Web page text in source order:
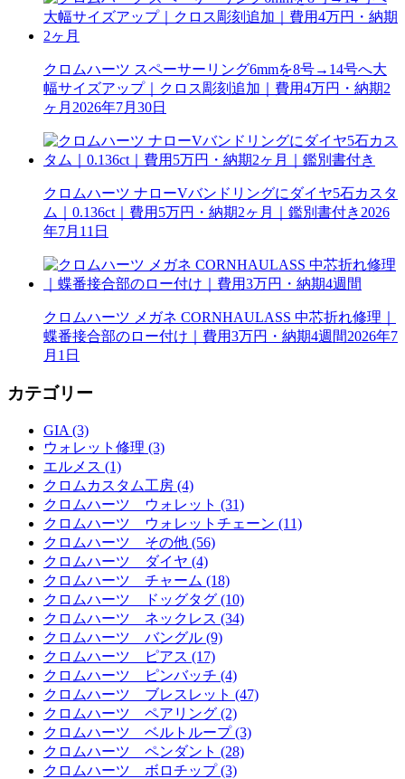
クロムハーツ スペーサーリング6mmを8号→14号へ大
幅サイズアップ｜クロス彫刻追加｜費用4万円・納期2
ヶ月 2026年7月30日
クロムハーツ ナローVバンドリングにダイヤ5石カスタ
ム｜0.136ct｜費用5万円・納期2ヶ月｜鑑別書付き 2026
年7月11日
クロムハーツ メガネ CORNHAULASS 中芯折れ修理｜
蝶番接合部のロー付け｜費用3万円・納期4週間2026年7
月1日
カテゴリー
GIA (3)
ウォレット修理 (3)
エルメス (1)
クロムカスタム工房 (4)
クロムハーツ ウォレット (31)
クロムハーツ ウォレットチェーン (11)
クロムハーツ その他 (56)
クロムハーツ ダイヤ (4)
クロムハーツ チャーム (18)
クロムハーツ ドッグタグ (10)
クロムハーツ ネックレス (34)
クロムハーツ バングル (9)
クロムハーツ ピアス (17)
クロムハーツ ピンバッチ (4)
クロムハーツ ブレスレット (47)
クロムハーツ ペアリング (2)
クロムハーツ ベルトループ (3)
クロムハーツ ペンダント (28)
クロムハーツ ボロチップ (3)